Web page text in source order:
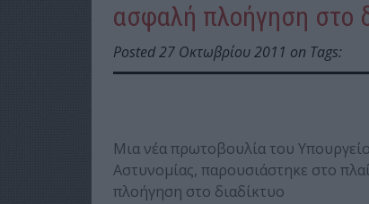
ασφαλή πλοήγηση στο
Posted 27 Οκτωβρίου 2011 on Tags:
Μια νέα πρωτοβουλία του
Αστυνομίας, παρουσιάστηκε στο
πλοήγηση στο διαδίκτυο